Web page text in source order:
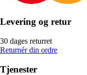
Levering og retur
30 dages returret
Returnér din ordre
Tjenester